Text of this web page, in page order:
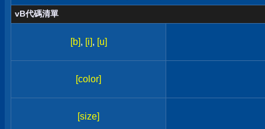
vB代碼清單
[b], [i], [u]
[color]
[size]